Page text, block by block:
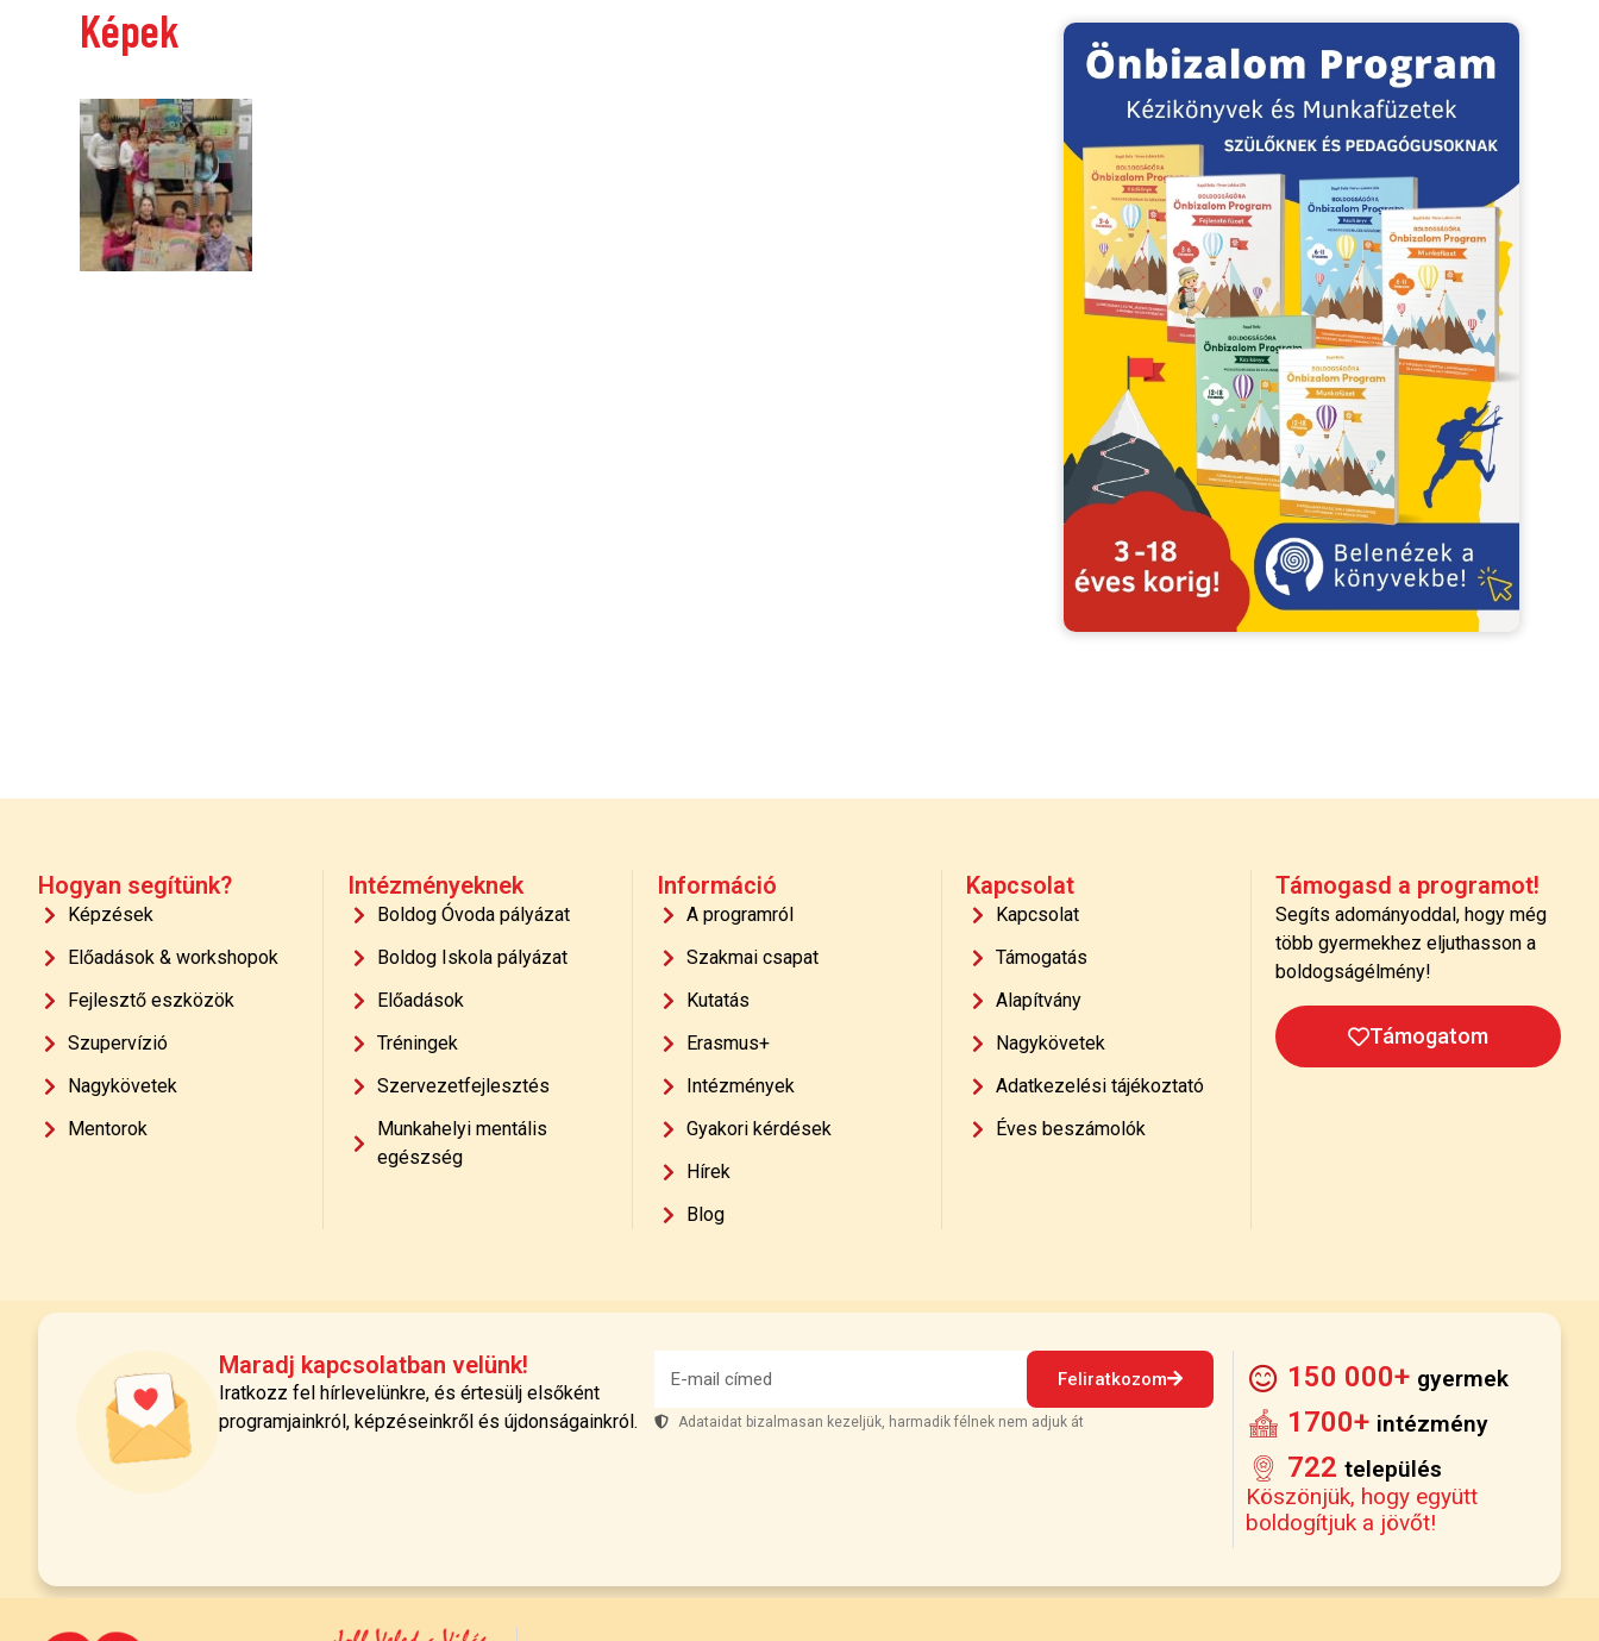
Képek
Hogyan segítünk?
Képzések
Előadások & workshopok
Fejlesztő eszközök
Szupervízió
Nagykövetek
Mentorok
Intézményeknek
Boldog Óvoda pályázat
Boldog Iskola pályázat
Előadások
Tréningek
Szervezetfejlesztés
Munkahelyi mentális
egészség
Információ
A programról
Szakmai csapat
Kutatás
Erasmus+
Intézmények
Gyakori kérdések
Hírek
Blog
Kapcsolat
Kapcsolat
Támogatás
Alapítvány
Nagykövetek
Adatkezelési tájékoztató
Éves beszámolók
Támogasd a programot!
Segíts adományoddal, hogy még
több gyermekhez eljuthasson a
boldogságélmény!
Támogatom
Maradj kapcsolatban velünk!
Iratkozz fel hírlevelünkre, és értesülj elsőként
programjainkról, képzéseinkről és újdonságainkról.
Feliratkozom
Adataidat bizalmasan kezeljük, harmadik félnek nem adjuk át
150 000+ gyermek
1700+ intézmény
722 település
Köszönjük, hogy együtt
boldogítjuk a jövőt!